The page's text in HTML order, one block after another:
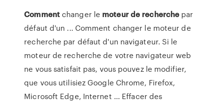
Commentchanger le moteur de recherche par
défaut d'un ... Comment changer le moteur de
recherche par défaut d'un navigateur. Si le
moteur de recherche de votre navigateur web
ne vous satisfait pas, vous pouvez le modifier,
que vous utilisiez Google Chrome, Firefox,
Microsoft Edge, Internet ... Effacer des